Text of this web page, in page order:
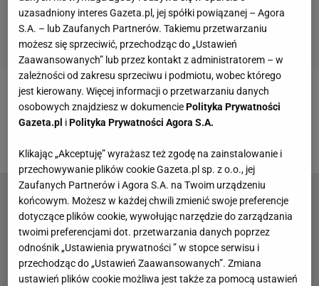
Zobacz wideo Kto będzie rywalem Cezarego
Kuleszy? "Członek zarządu z zarzutami
Czytaj także:
Podbija Anglię, może grać dla Polski. PZPN
już działa!
uzasadniony interes Gazeta.pl, jej spółki powiązanej – Agora
S.A. – lub Zaufanych Partnerów. Takiemu przetwarzaniu
możesz się sprzeciwić, przechodząc do „Ustawień
Zaawansowanych” lub przez kontakt z administratorem – w
zależności od zakresu sprzeciwu i podmiotu, wobec którego
jest kierowany. Więcej informacji o przetwarzaniu danych
osobowych znajdziesz w dokumenciePolityka Prywatności
Gazeta.pl iPolityka Prywatności Agora S.A.
Klikając „Akceptuję” wyrażasz też zgodę na zainstalowanie i
przechowywanie plików cookie Gazeta.pl sp. z o.o., jej
Zaufanych Partnerów i Agora S.A. na Twoim urządzeniu
końcowym. Możesz w każdej chwili zmienić swoje preferencje
dotyczące plików cookie, wywołując narzędzie do zarządzania
twoimi preferencjami dot. przetwarzania danych poprzez
odnośnik „Ustawienia prywatności ” w stopce serwisu i
przechodząc do „Ustawień Zaawansowanych”. Zmiana
ustawień plików cookie możliwa jest także za pomocą ustawień